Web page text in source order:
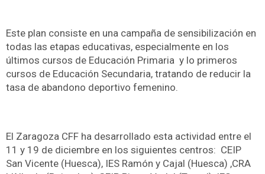
Este plan consiste en una campaña de sensibilización en
todas las etapas educativas, especialmente en los
últimos cursos de Educación Primaria y lo primeros
cursos de Educación Secundaria, tratando de reducir la
tasa de abandono deportivo femenino.
El Zaragoza CFF ha desarrollado esta actividad entre el
11 y 19 de diciembre en los siguientes centros: CEIP
San Vicente (Huesca), IES Ramón y Cajal (Huesca) ,CRA